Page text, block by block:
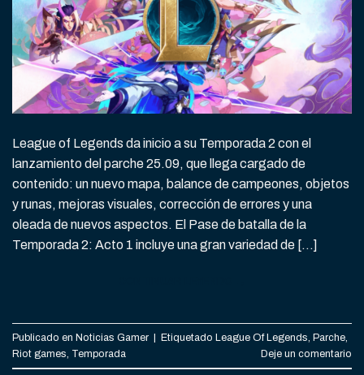
League of Legends da inicio a su Temporada 2 con el
lanzamiento del parche 25.09, que llega cargado de
contenido: un nuevo mapa, balance de campeones, objetos
y runas, mejoras visuales, corrección de errores y una
oleada de nuevos aspectos. El Pase de batalla de la
Temporada 2: Acto 1 incluye una gran variedad de […]
Publicado en Noticias Gamer | Etiquetado League Of Legends Parche
Riot games Temporada Deje un comentario